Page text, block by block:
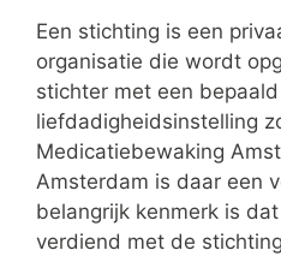
Een stichting is een
organisatie die wordt
stichter met een
liefdadigheidsinstelling
Medicatiebewaking
Amsterdam is daar een
belangrijk kenmerk is
verdiend met de